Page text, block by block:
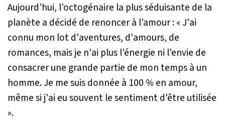
Aujourd’hui, l’octogénaire la plus séduisante de la
planète a décidé de renoncer à l’amour :« J'ai
connu mon lot d'aventures, d'amours, de
romances, mais je n'ai plus l'énergie ni l'envie de
consacrer une grande partie de mon temps à un
homme. Je me suis donnée à 100 % en amour,
même si j'ai eu souvent le sentiment d'être utilisée
».